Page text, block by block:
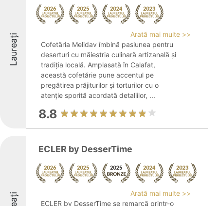
Laureați
Arată mai multe >>
Cofetăria Melidav îmbină pasiunea pentru
deserturi cu măiestria culinară artizanală și
tradiția locală. Amplasată în Calafat,
această cofetărie pune accentul pe
pregătirea prăjiturilor și torturilor cu o
atenție sporită acordată detaliilor, ...
8.8
ECLER by DesserTime
Arată mai multe >>
ECLER by DesserTime se remarcă printr-o